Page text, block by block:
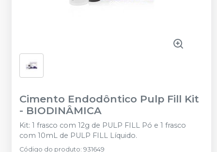
Cimento Endodôntico Pulp Fill Kit
- BIODINÂMICA
Kit: 1 frasco com 12g de PULP FILL Pó e 1 frasco
com 10mL de PULP FILL Líquido.
Código do produto: 931649